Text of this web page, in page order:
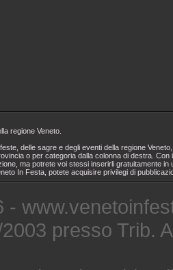
regione Veneto.
delle sagre e degli eventi della regione
o per categoria dalla colonna di destra.
ma potrete voi stessi inserirli gratuitamente
In Festa, potete acquisire privilegi di
-
presso Trib.